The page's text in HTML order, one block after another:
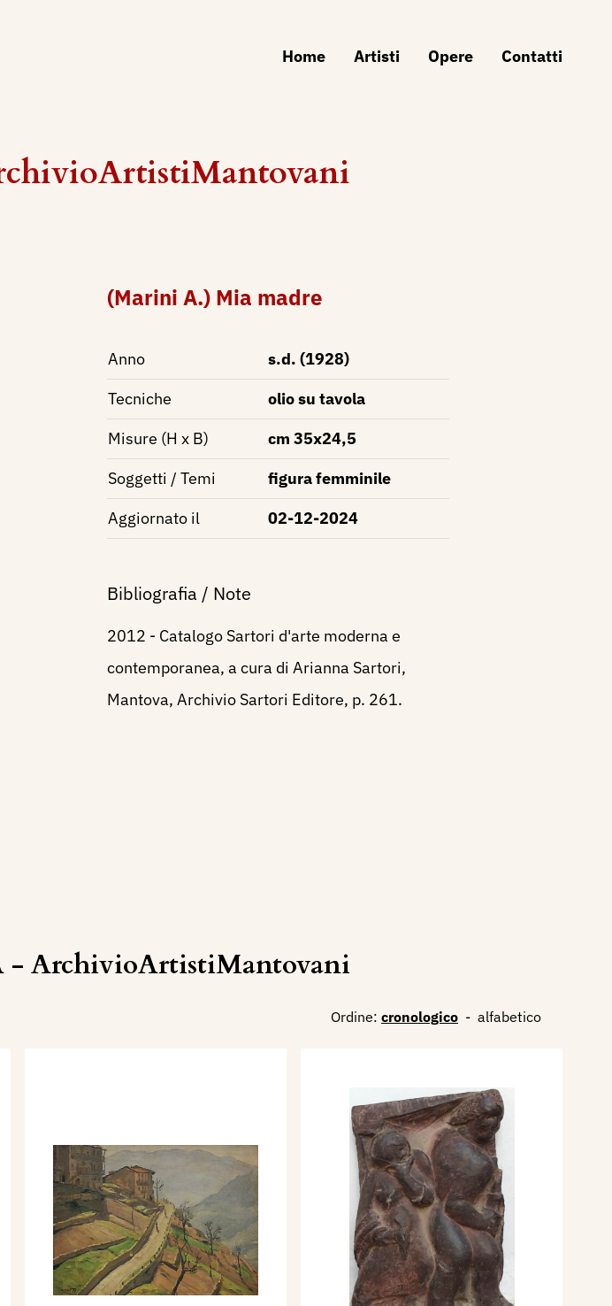
Home Artisti Opere Contatti
(Marini A.) Mia madre
Anno
s.d. (1928)
Tecniche
olio su tavola
Misure (H x B)
cm 35x24,5
Soggetti / Temi
figura femminile
Aggiornato il
02-12-2024
Bibliografia / Note
2012 - Catalogo Sartori d'arte moderna e
contemporanea, a cura di Arianna Sartori,
Mantova, Archivio Sartori Editore, p. 261.
- ArchivioArtistiMantovani
Ordine: cronologico - alfabetico